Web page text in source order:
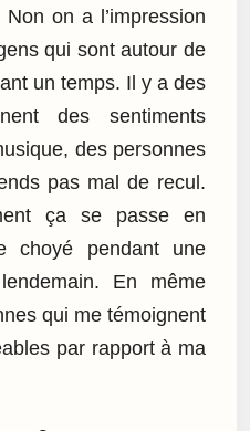
on a l’impression
qui sont autour de
un temps. Il y a des
des sentiments
des personnes
pas mal de recul.
ça se passe en
choyé pendant une
En même
qui me témoignent
par rapport à ma